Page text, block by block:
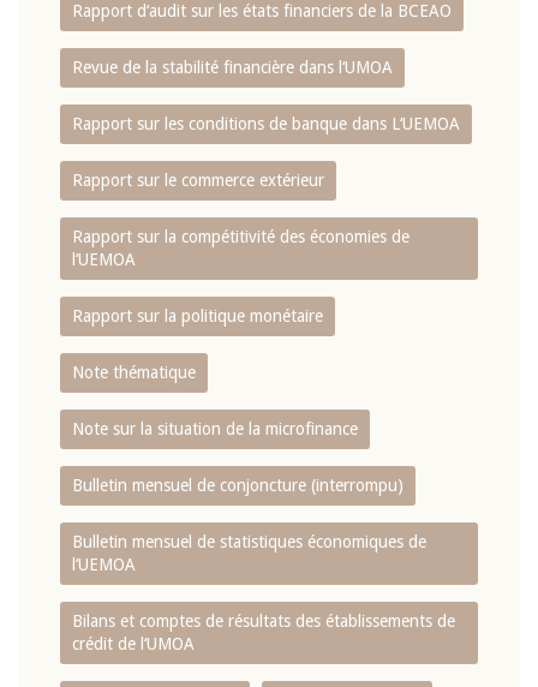
Rapport d‘audit sur les états financiers de la BCEAO
Revue de la stabilité financière dans l‘UMOA
Rapport sur les conditions de banque dans L‘UEMOA
Rapport sur le commerce extérieur
Rapport sur la compétitivité des économies de
l‘UEMOA
Rapport sur la politique monétaire
Note thématique
Note sur la situation de la microfinance
Bulletin mensuel de conjoncture (interrompu)
Bulletin mensuel de statistiques économiques de
l‘UEMOA
Bilans et comptes de résultats des établissements de
crédit de l‘UMOA